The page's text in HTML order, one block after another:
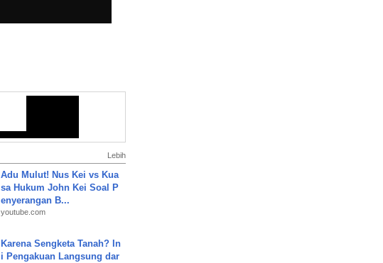
Lebih
Adu Mulut! Nus Kei vs Kua
sa Hukum John Kei Soal P
enyerangan B...
youtube.com
Karena Sengketa Tanah? In
i Pengakuan Langsung dar